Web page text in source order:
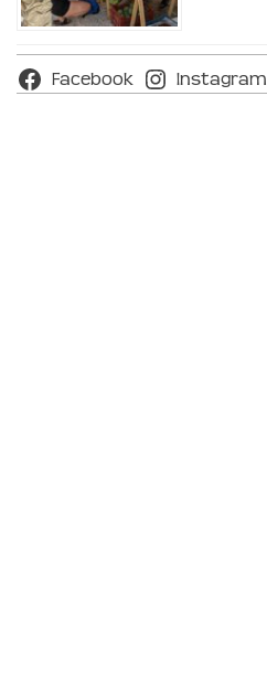
Facebook Instagram